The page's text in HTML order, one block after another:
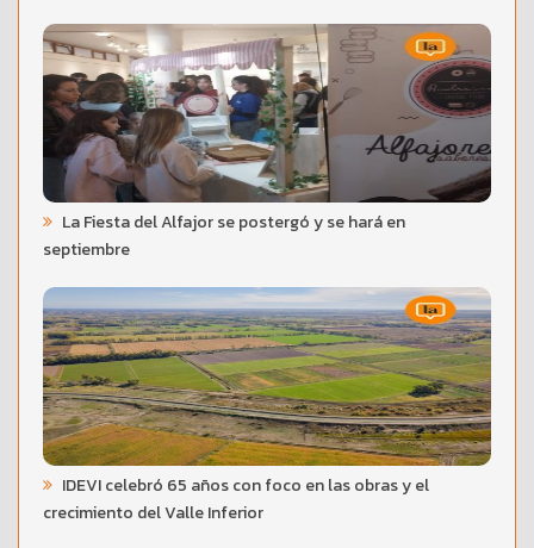
La Fiesta del Alfajor se postergó y se hará en
septiembre
IDEVI celebró 65 años con foco en las obras y el
crecimiento del Valle Inferior